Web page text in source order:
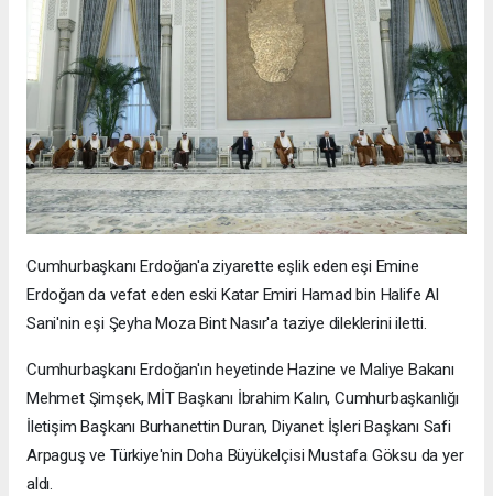
Cumhurbaşkanı Erdoğan'a ziyarette eşlik eden eşi Emine
Erdoğan da vefat eden eski Katar Emiri Hamad bin Halife Al
Sani'nin eşi Şeyha Moza Bint Nasır'a taziye dileklerini iletti.
Cumhurbaşkanı Erdoğan'ın heyetinde Hazine ve Maliye Bakanı
Mehmet Şimşek, MİT Başkanı İbrahim Kalın, Cumhurbaşkanlığı
İletişim Başkanı Burhanettin Duran, Diyanet İşleri Başkanı Safi
Arpaguş ve Türkiye'nin Doha Büyükelçisi Mustafa Göksu da yer
aldı.